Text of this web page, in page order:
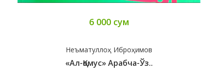
6 000 сум
Неъматуллоҳ Иброҳимов
«Ал-Қомус» Арабча-Ўз..